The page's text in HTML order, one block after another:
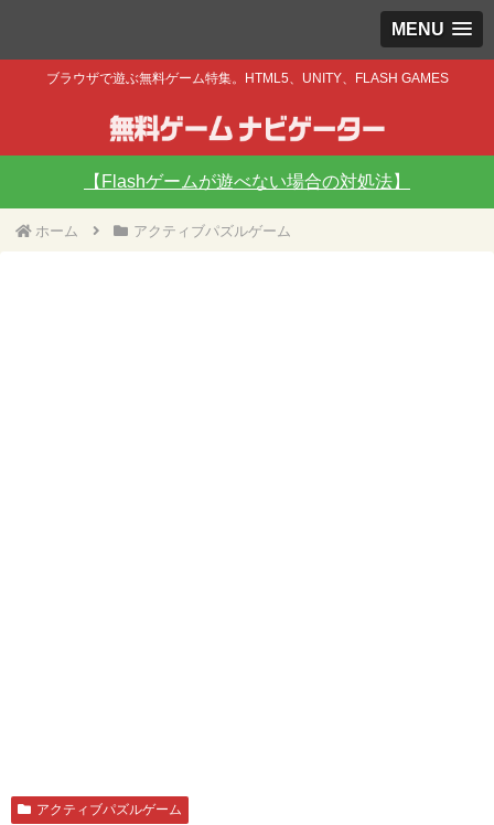
MENU
ブラウザで遊ぶ無料ゲーム特集。HTML5、UNITY、FLASH GAMES
【Flashゲームが遊べない場合の対処法】
ホーム アクティブパズルゲーム
アクティブパズルゲーム